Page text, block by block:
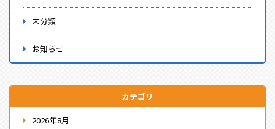
未分類
お知らせ
カテゴリ
2026年8月